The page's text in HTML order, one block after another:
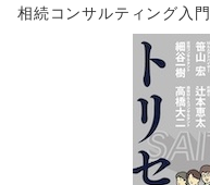
相続コンサルティング入門